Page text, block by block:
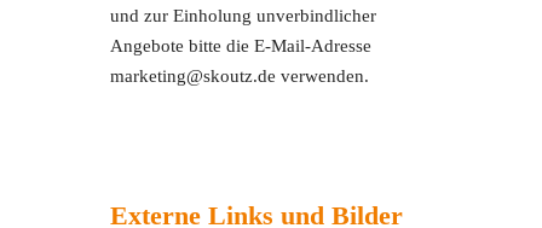
und zur Einholung unverbindlicher
Angebote bitte die E-Mail-Adresse
marketing@skoutz.de verwenden.
Externe Links und Bilder